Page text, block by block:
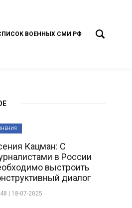
ВОЕННЫХ СМИ РФ
Кацман: С
в России
выстроить
диалог
| 18-07-2025